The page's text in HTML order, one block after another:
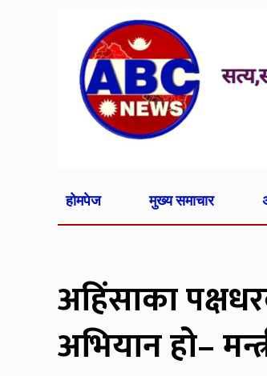
होमपेज मुख्य समाचार
अहिंसाका
अभियान हो–